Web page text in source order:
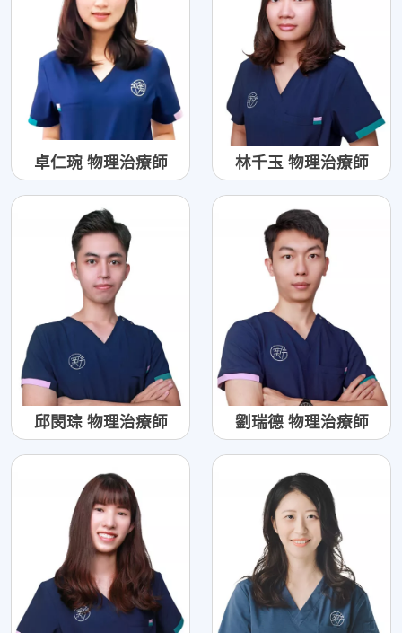
卓仁琬 物理治療師 林千玉 物理治療師
邱閔琮 物理治療師 劉瑞德 物理治療師